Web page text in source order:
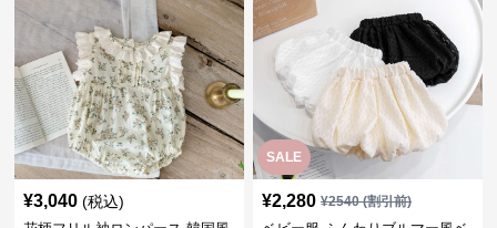
¥3,040 (税込)
SALE
¥2,280 ¥2540(割引前)